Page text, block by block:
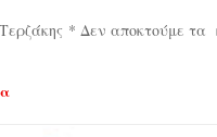
* Δεν αποκτούμε τα